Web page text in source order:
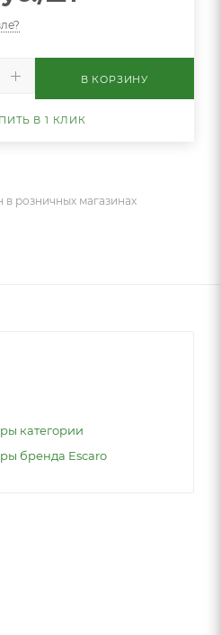
В КОРЗИНУ
В 1 КЛИК
в розничных магазинах
категории
бренда Escaro